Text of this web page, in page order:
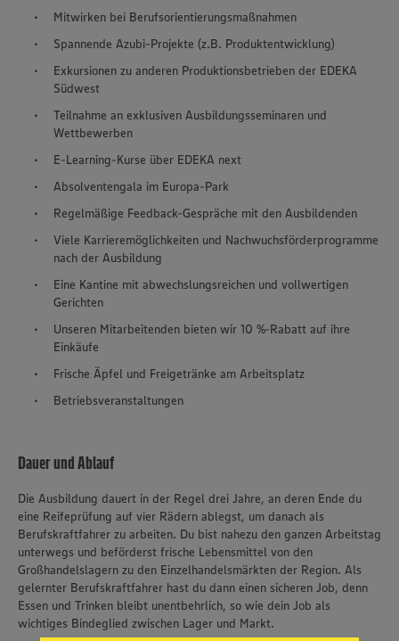
Wir setzen Cookies und andere Technologien ein, um Ihnen
ein bestmögliches Nutzungserlebnis unserer Website zu
ermöglichen. Wir verwenden Ihre Daten, um unsere
Website zu personalisieren und Ihnen möglichst relevante
Inhalte anzubieten. Ihre Einwilligung in die Nutzung von
Cookies und anderer Technologien ist freiwillig und kann
Mitwirken bei Berufsorientierungsmaßnahmen
Spannende Azubi-Projekte (z.B. Produktentwicklung)
Exkursionen zu anderen Produktionsbetrieben der EDEKA
Südwest
Teilnahme an exklusiven Ausbildungsseminaren und
Wettbewerben
E-Learning-Kurse über EDEKA next
Absolventengala im Europa-Park
Regelmäßige Feedback-Gespräche mit den Ausbildenden
Viele Karrieremöglichkeiten und Nachwuchsförderprogramme
nach der Ausbildung
Eine Kantine mit abwechslungsreichen und vollwertigen
Gerichten
Unseren Mitarbeitenden bieten wir 10 %-Rabatt auf ihre
Einkäufe
Frische Äpfel und Freigetränke am Arbeitsplatz
Betriebsveranstaltungen
Dauer und Ablauf
Die Ausbildung dauert in der Regel drei Jahre, an deren Ende du
eine Reifeprüfung auf vier Rädern ablegst, um danach als
Berufskraftfahrer zu arbeiten. Du bist nahezu den ganzen Arbeitstag
unterwegs und beförderst frische Lebensmittel von den
Großhandelslagern zu den Einzelhandelsmärkten der Region. Als
gelernter Berufskraftfahrer hast du dann einen sicheren Job, denn
Essen und Trinken bleibt unentbehrlich, so wie dein Job als
wichtiges Bindeglied zwischen Lager und Markt.